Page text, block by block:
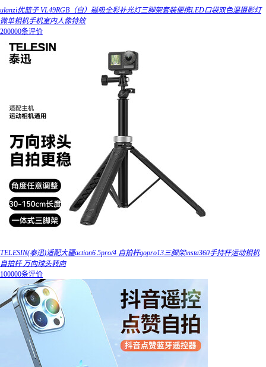
ulanzi优篮子 VL49RGB（白）磁吸全彩补光灯三脚架套装便携LED口袋双色温摄影灯
微单相机手机室内人像特效
200000条评价
TELESIN(泰迅)适配大疆action6 5pro/4 自拍杆gopro13三脚架insta360手持杆运动相机
自拍杆 万向球头转向
100000条评价